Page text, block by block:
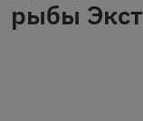
рыбы